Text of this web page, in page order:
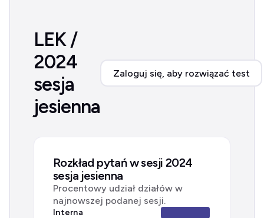
LEK /
2024
sesja
jesienna
Zaloguj się, aby rozwiązać test
Rozkład pytań w sesji 2024
sesja jesienna
Procentowy udział działów w
najnowszej podanej sesji.
Interna